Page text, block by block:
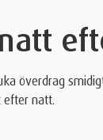
överdrag
efter natt.